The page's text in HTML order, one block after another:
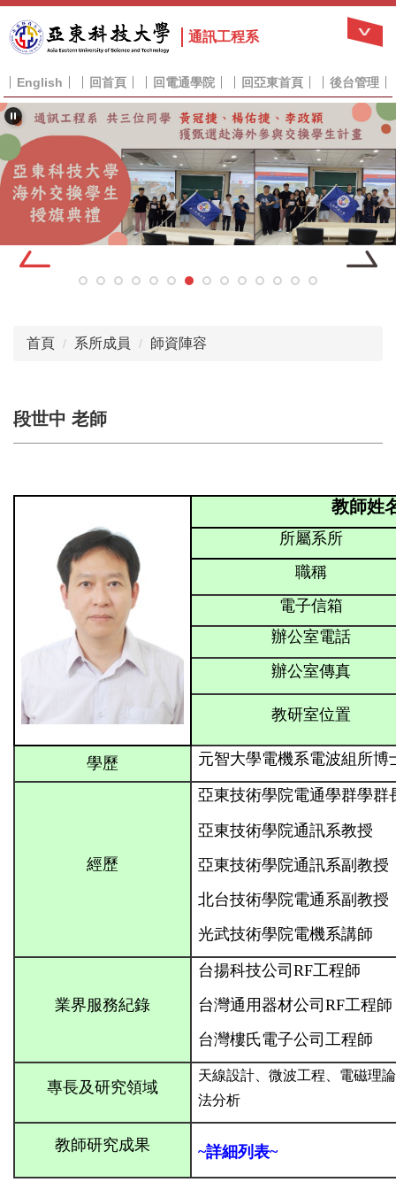
到
主
內
容
區
通訊工程系
English 回首頁 回電通學院 回亞東首頁 後台管理
首頁 系所成員 師資陣容
段世中 老師
教師姓
所屬系所
職稱
電子信箱
辦公室電話
辦公室傳真
教研室位置
學歷 元智大學電機系電波組所博
經歷
亞東技術學院電通學群學群
亞東技術學院通訊系教授
亞東技術學院通訊系副教授
北台技術學院電通系副教授
光武技術學院電機系講師
業界服務紀錄
台揚科技公司RF工程師
台灣通用器材公司RF工程師
台灣樓氏電子公司工程師
專長及研究領域
天線設計、微波工程、電磁理
法分析
教師研究成果 ~詳細列表~